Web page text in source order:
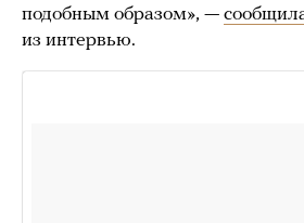
подобным образом», —
из интервью.